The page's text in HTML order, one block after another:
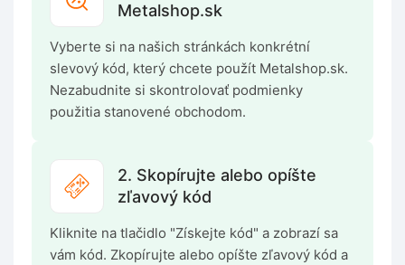
Metalshop.sk
Vyberte si na našich stránkách konkrétní
slevový kód, který chcete použít Metalshop.sk.
Nezabudnite si skontrolovať podmienky
použitia stanovené obchodom.
2. Skopírujte alebo opíšte
zľavový kód
Kliknite na tlačidlo "Získejte kód" a zobrazí sa
vám kód. Zkopírujte alebo opíšte zľavový kód a